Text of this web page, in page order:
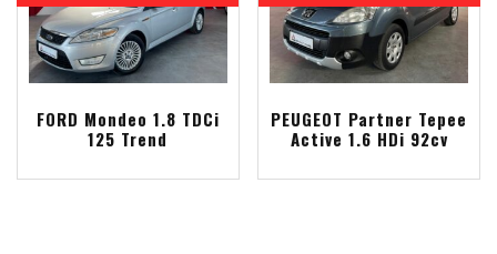
FORD Mondeo 1.8 TDCi
125 Trend
PEUGEOT Partner Tepee
Active 1.6 HDi 92cv